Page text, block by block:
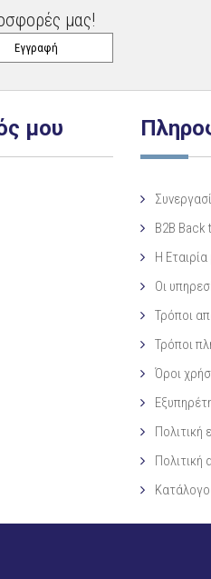
μας!
μου
B2B Back
Η
Οι
Τρόποι
Τρόποι
Όροι
Πολιτική